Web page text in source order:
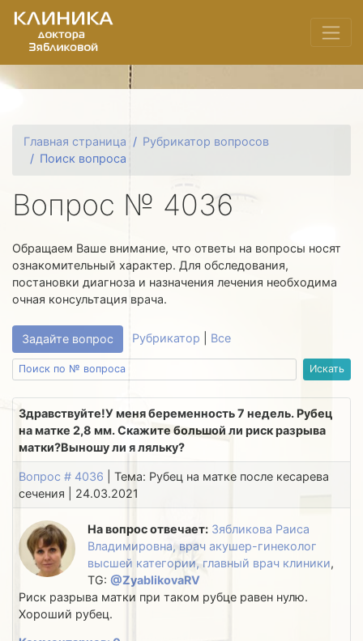
Главная страница
Рубрикатор вопросов
Поиск вопроса
Вопрос № 4036
Обращаем Ваше внимание, что ответы на вопросы носят
ознакомительный характер. Для обследования,
постановки диагноза и назначения лечения необходима
очная консультация врача.
Задайте вопрос Рубрикатор Все
Здравствуйте!У меня беременность 7 недель. Рубец
на матке 2,8 мм. Скажите большой ли риск разрыва
матки?Выношу ли я ляльку?
Вопрос # 4036 | Тема: Рубец на матке после кесарева
сечения | 24.03.2021
На вопрос отвечает: Зябликова Раиса
Владимировна, врач акушер-гинеколог
высшей категории, главный врач клиники,
TG: @ZyablikovaRV
Риск разрыва матки при таком рубце равен нулю.
Хороший рубец.